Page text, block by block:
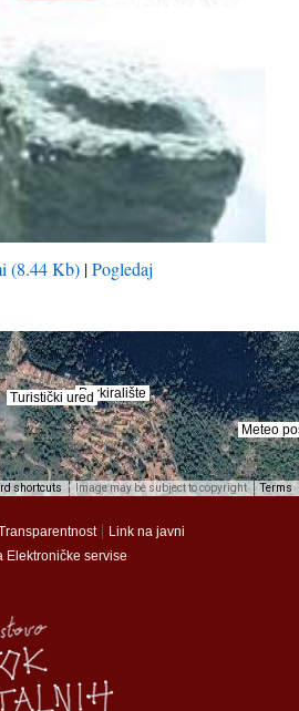
(8.44 Kb) |Pogledaj
Meteo
Turistički uredParkiralište
Meteo
Turistički uredParkiralište
shortcuts Image may be subject to copyright Terms
| Link na javni
Elektroničke servise